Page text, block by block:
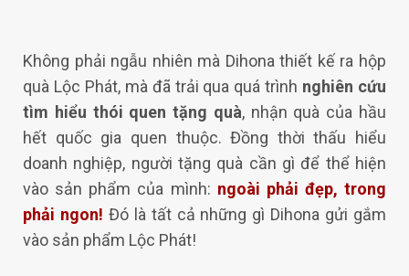
Không phải ngẫu nhiên mà Dihona thiết kế ra hộp
quà Lộc Phát, mà đã trải qua quá trình nghiên cứu
tìm hiểu thói quen tặng quà, nhận quà của hầu
hết quốc gia quen thuộc. Đồng thời thấu hiểu
doanh nghiệp, người tặng quà cần gì để thể hiện
vào sản phẩm của mình: ngoài phải đẹp, trong
phải ngon! Đó là tất cả những gì Dihona gửi gắm
vào sản phẩm Lộc Phát!